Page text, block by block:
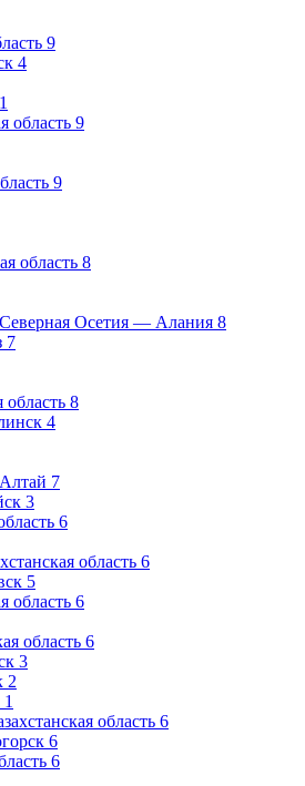
9
4
1
область 9
9
область 8
Осетия — Алания 8
7
область 8
4
7
3
6
область 6
5
область 6
область 6
3
2
1
область 6
6
6